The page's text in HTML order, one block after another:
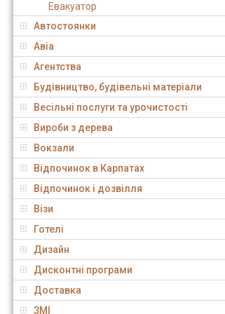
Евакуатор
Автостоянки
Авіа
Агентства
Будівництво, будівельні матеріали
Весільні послуги та урочистості
Вироби з дерева
Вокзали
Відпочинок в Карпатах
Відпочинок і дозвілля
Візи
Готелі
Дизайн
Дисконтні програми
Доставка
ЗМІ